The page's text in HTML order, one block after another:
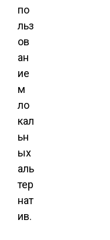
по
льз
ов
ан
ие
м
ло
кал
ьн
ых
аль
тер
нат
ив.